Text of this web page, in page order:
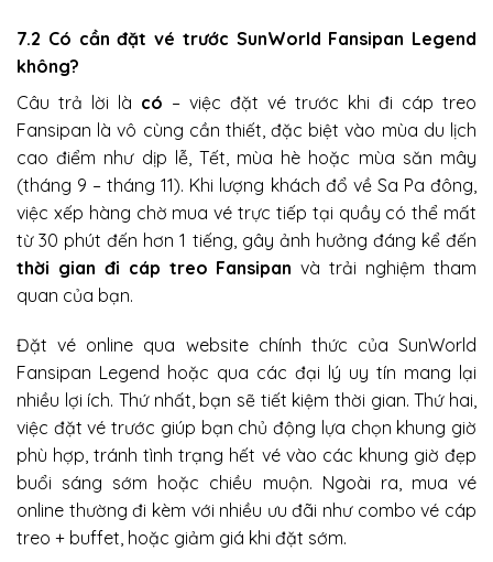
7.2 Có cần đặt vé trước SunWorld Fansipan Legend
không?
Câu trả lời là có – việc đặt vé trước khi đi cáp treo
Fansipan là vô cùng cần thiết, đặc biệt vào mùa du lịch
cao điểm như dịp lễ, Tết, mùa hè hoặc mùa săn mây
(tháng 9 – tháng 11). Khi lượng khách đổ về Sa Pa đông,
việc xếp hàng chờ mua vé trực tiếp tại quầy có thể mất
từ 30 phút đến hơn 1 tiếng, gây ảnh hưởng đáng kể đến
thời gian đi cáp treo Fansipan và trải nghiệm tham
quan của bạn.
Đặt vé online qua website chính thức của SunWorld
Fansipan Legend hoặc qua các đại lý uy tín mang lại
nhiều lợi ích. Thứ nhất, bạn sẽ tiết kiệm thời gian. Thứ hai,
việc đặt vé trước giúp bạn chủ động lựa chọn khung giờ
phù hợp, tránh tình trạng hết vé vào các khung giờ đẹp
buổi sáng sớm hoặc chiều muộn. Ngoài ra, mua vé
online thường đi kèm với nhiều ưu đãi như combo vé cáp
treo + buffet, hoặc giảm giá khi đặt sớm.